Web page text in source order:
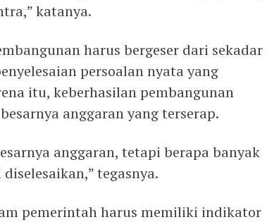
katanya.
harus bergeser dari sekadar
persoalan nyata yang
itu, keberhasilan pembangunan
anggaran yang terserap.
anggaran, tetapi berapa banyak
tegasnya.
pemerintah harus memiliki indikator